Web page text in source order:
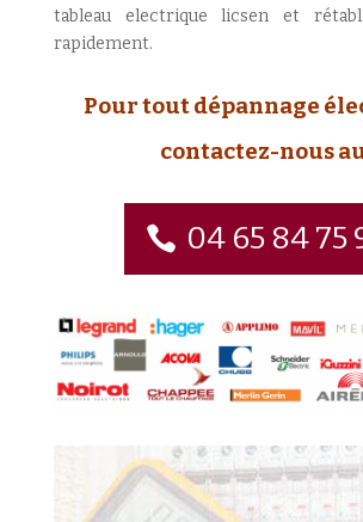
tableau electrique licsen et
rapidement.
Pour tout dépannage
contactez-nous
04 65 84 75